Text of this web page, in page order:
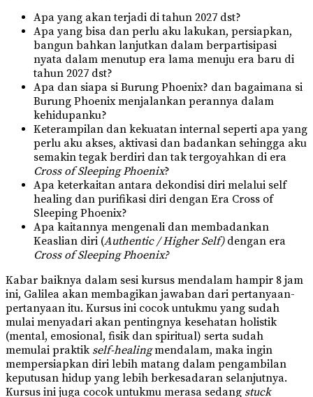
Apa yang akan terjadi di tahun 2027 dst?
Apa yang bisa dan perlu aku lakukan, persiapkan,
bangun bahkan lanjutkan dalam berpartisipasi
nyata dalam menutup era lama menuju era baru di
tahun 2027 dst?
Apa dan siapa si Burung Phoenix? dan bagaimana si
Burung Phoenix menjalankan perannya dalam
kehidupanku?
Keterampilan dan kekuatan internal seperti apa yang
perlu aku akses, aktivasi dan badankan sehingga aku
semakin tegak berdiri dan tak tergoyahkan di era
Cross of Sleeping Phoenix?
Apa keterkaitan antara dekondisi diri melalui self
healing dan purifikasi diri dengan Era Cross of
Sleeping Phoenix?
Apa kaitannya mengenali dan membadankan
Keaslian diri (Authentic / Higher Self)dengan era
Cross of Sleeping Phoenix?
Kabar baiknya dalam sesi kursus mendalam hampir 8 jam
ini, Galilea akan membagikan jawaban dari pertanyaan-
pertanyaan itu. Kursus ini cocok untukmu yang sudah
mulai menyadari akan pentingnya kesehatan holistik
(mental, emosional, fisik dan spiritual) serta sudah
memulai praktik self-healingmendalam, maka ingin
mempersiapkan diri lebih matang dalam pengambilan
keputusan hidup yang lebih berkesadaran selanjutnya.
Kursus ini juga cocok untukmu merasa sedang stuck